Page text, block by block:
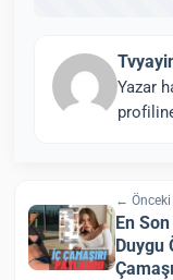
Yazar
← Önceki
En
Duygu